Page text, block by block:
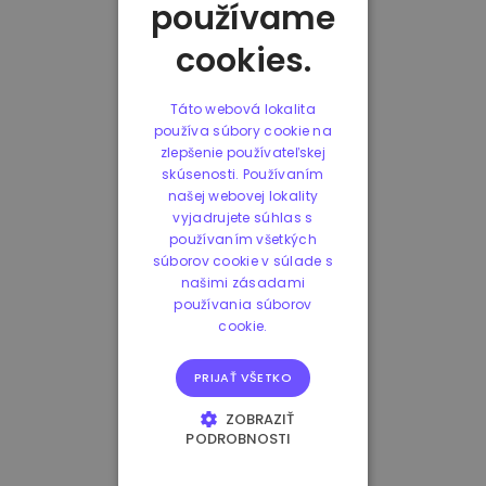
používame
cookies.
Táto webová lokalita
používa súbory cookie na
zlepšenie používateľskej
skúsenosti. Používaním
našej webovej lokality
vyjadrujete súhlas s
používaním všetkých
súborov cookie v súlade s
našimi zásadami
používania súborov
cookie.
PRIJAŤ VŠETKO
ZOBRAZIŤ
PODROBNOSTI